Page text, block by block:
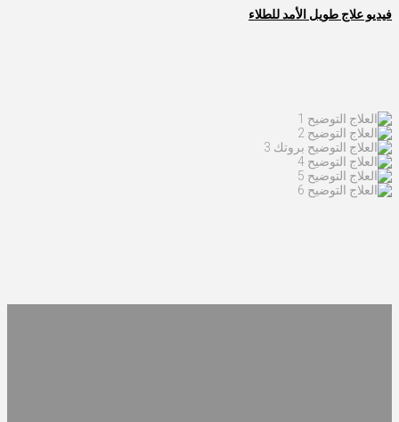
فيديو علاج طويل الأمد للطلاء